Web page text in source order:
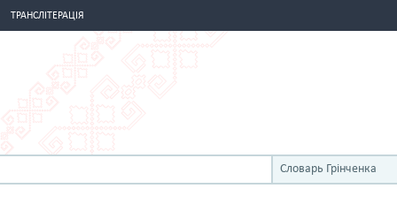
ТРАНСЛІТЕРАЦІЯ
Словарь Грінченка